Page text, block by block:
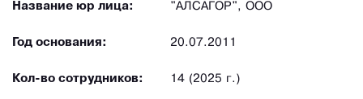
Название юр лица: "АЛСАГОР", ООО
Год основания: 20.07.2011
Кол-во сотрудников: 14 (2025 г.)